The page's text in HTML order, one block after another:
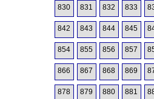
830 831 832 833
842 843 844 845
854 855 856 857
866 867 868 869
878 879 880 881